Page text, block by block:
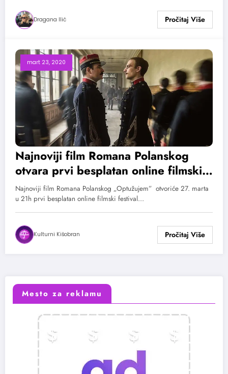
Dragana Ilić
mart 23, 2020
Najnoviji film Romana Polanskog
otvara prvi besplatan online filmski
festival (TREJLER)
Najnoviji film Romana Polanskog „Optužujem” otvoriće 27. marta
u 21h prvi besplatan online filmski festival…
Kulturni Kišobran
Mesto za reklamu